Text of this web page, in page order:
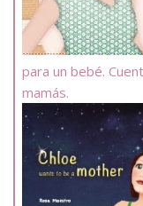
para un bebé.
mamás.